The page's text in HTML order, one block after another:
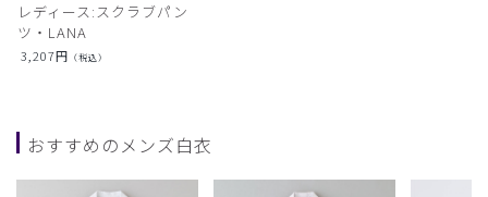
レディース:スクラブパン
ツ・LANA
3,207円 （税込）
おすすめのメンズ白衣